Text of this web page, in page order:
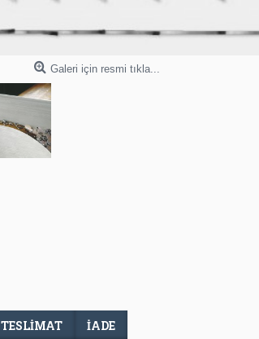
Galeri için resmi tıkla...
TESLIMAT İADE